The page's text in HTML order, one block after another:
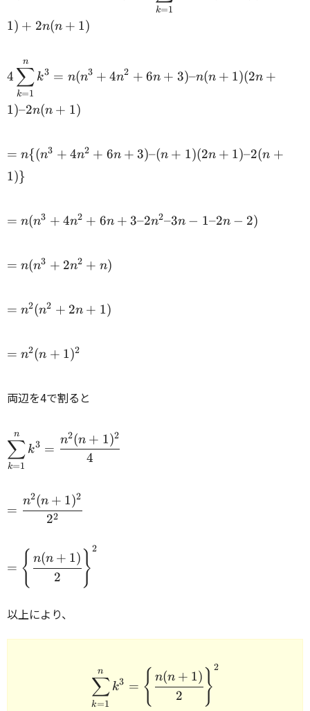
\displaystyle\sum_{k=1}^n
k^3 + n(n+1)(2n+1) +
k=1
1) + 2n(n + 1)
\displaystyle\sum_{k=1}^n
k^3 = n(n^3 + 4n^2 + 6n +
3) – n(n+1)(2n+1) –
4
k=1
∑
n
k3 = n(n3 + 4n2 + 6n + 3)–n(n + 1)(2n +
1)–2n(n + 1)
= n\
{(n^3
+
+ 6n
+ 3) –
(2n+1)
\} \\
= n{(n3 + 4n2 + 6n + 3)–(n + 1)(2n + 1)–2(n +
1)}
=
n(n^3
4n^2
2n^2
2n -2)
= n(n3 + 4n2 + 6n + 3–2n2–3n − 1–2n − 2)
=
n(n^3
2n^2
= n(n3 + 2n2 + n)
=
n^2(n^2
1) \\
= n2(n2 + 2n + 1)
=
n^2(n
1)^2
= n2(n + 1)2
両辺を4で割ると
\displaystyle\sum_{k=1}^n
k^3 = \cfrac{n^2(n + 1)^2}
{4} \\
k=1
∑
n
k3 =
4
n2(n + 1)2
\cfrac{n^2(n
{2^2} \\
=
22
n2(n + 1)2
= \left \{
\cfrac{n(n
+ 1)}{2}
\}^2 \\
= { 2
n(n + 1)}2
以上により、
\begin{array}{rcl}
k=1
∑
n
k3 = { 2
n(n + 1)}2